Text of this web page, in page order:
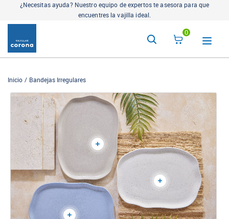
¿Necesitas ayuda? Nuestro equipo de expertos te asesora para que
encuentres la vajilla ideal.
0
Inicio Bandejas Irregulares